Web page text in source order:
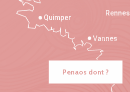
Rennes
Vannes
Quimper
Penaos dont ?